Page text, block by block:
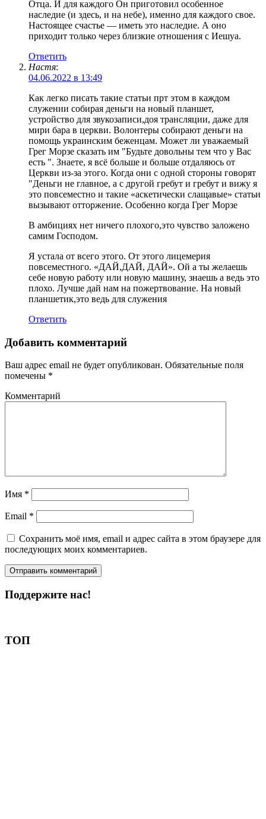
Отца. И для каждого Он приготовил особенное
наследие (и здесь, и на небе), именно для каждого свое.
Настоящее счастье — иметь это наследие. А оно
приходит только через близкие отношения с Иешуа.
Ответить
Настя:
04.06.2022 в 13:49
Как легко писать такие статьи прт этом в каждом
служении собирая деньги на новый планшет,
устройство для звукозаписи,доя трансляции, даже для
мири бара в церкви. Волонтеры собирают деньги на
помощь украинским беженцам. Может ли уважаемый
Грег Морзе сказать им "Будьте довольны тем что у Вас
есть ". Знаете, я всё больше и больше отдаляюсь от
Церкви из-за этого. Когда они с одной стороны говорят
"Деньги не главное, а с другой гребут и гребут и вижу я
это повсеместно и такие «аскетически слащавые» статьи
вызывают отторжение. Особенно когда Грег Морзе
В амбициях нет ничего плохого,это чувство заложено
самим Господом.
Я устала от всего этого. От этого лицемерия
повсеместного. «ДАЙ,ДАЙ, ДАЙ». Ой а ты желаешь
себе новую работу или новую машину, знаешь а ведь это
плохо. Лучше дай нам на пожертвование. На новый
планшетик,это ведь для служения
Ответить
Добавить комментарий
Ваш адрес email не будет опубликован. Обязательные поля
помечены *
Комментарий
Имя *
Email *
Сохранить моё имя, email и адрес сайта в этом браузере для
последующих моих комментариев.
Поддержите нас!
ТОП